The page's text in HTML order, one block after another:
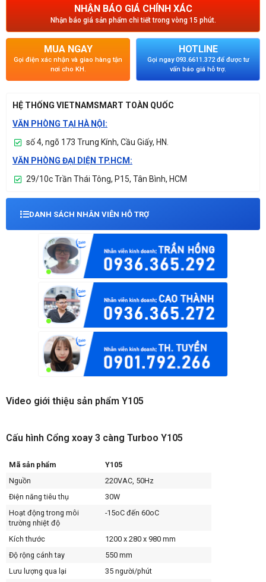
NHẬN BÁO GIÁ CHÍNH XÁC
Nhận báo giá sản phẩm chi tiết trong vòng 15 phút.
MUA NGAY
Gọi điện xác nhận và giao hàng tận
nơi cho KH.
HOTLINE
Gọi ngay 093.6611.372 để được tư
vấn báo giá hỗ trợ.
HỆ THỐNG VIETNAMSMART TOÀN QUỐC
VĂN PHÒNG TẠI HÀ NỘI:
số 4, ngõ 173 Trung Kính, Cầu Giấy, HN.
VĂN PHÒNG ĐẠI DIỆN TP.HCM:
29/10c Trần Thái Tông, P15, Tân Bình, HCM
DANH SÁCH NHÂN VIÊN HỖ TRỢ
Video giới thiệu sản phẩm Y105
Cấu hình Cổng xoay 3 càng Turboo Y105
Mã sản phẩm
Y105
Nguồn
220VAC, 50Hz
Điện năng tiêu thụ
30W
Hoạt động trong môi
trường nhiệt độ
-15oC đến 60oC
Kích thước
1200 x 280 x 980 mm
Độ rộng cánh tay
550 mm
Lưu lượng qua lại
35 người/phút